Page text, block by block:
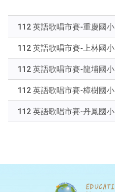
下
Enter
查
112 英語歌唱市賽-重慶國小
112 英語歌唱市賽-上林國小
112 英語歌唱市賽-龍埔國小
112 英語歌唱市賽-樟樹國小
112 英語歌唱市賽-丹鳳國小